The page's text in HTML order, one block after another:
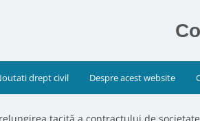
drept civil Despre acest website